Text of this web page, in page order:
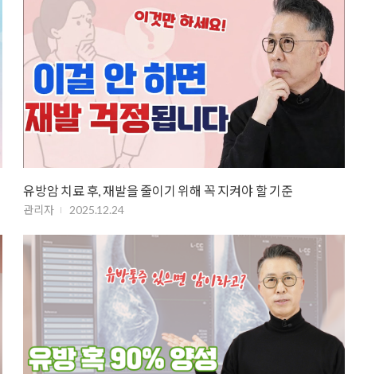
유방암 치료 후, 재발을 줄이기 위해 꼭 지켜야 할 기준
관리자 2025.12.24